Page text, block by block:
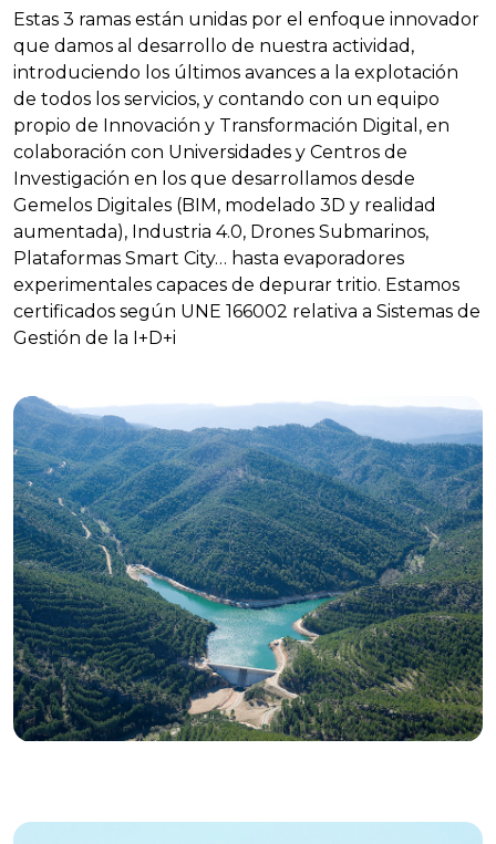
Estas 3 ramas están unidas por el enfoque innovador
que damos al desarrollo de nuestra actividad,
introduciendo los últimos avances a la explotación
de todos los servicios, y contando con un equipo
propio de Innovación y Transformación Digital, en
colaboración con Universidades y Centros de
Investigación en los que desarrollamos desde
Gemelos Digitales (BIM, modelado 3D y realidad
aumentada), Industria 4.0, Drones Submarinos,
Plataformas Smart City… hasta evaporadores
experimentales capaces de depurar tritio. Estamos
certificados según UNE 166002 relativa a Sistemas de
Gestión de la I+D+i